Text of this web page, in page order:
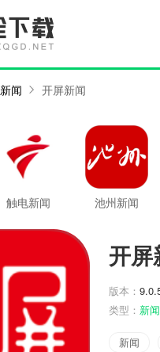
新闻 开屏新闻
触电新闻 池州新闻
开屏
版本：
类型： 新闻
新闻